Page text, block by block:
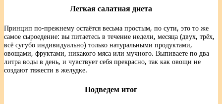
Легкая салатная диета
Принцип по-прежнему остаётся весьма простым, по сути, это то же
самое сыроедение: вы питаетесь в течение недели, месяца (двух, трёх,
всё сугубо индивидуально) только натуральными продуктами,
овощами, фруктами, никакого мяса или мучного. Выпиваете по два
литра воды в день, и чувствует себя прекрасно, так как овощи не
создают тяжести в желудке.
Подведем итог